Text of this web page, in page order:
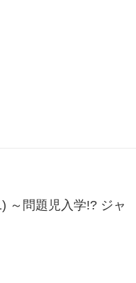
～問題児入学!? ジャ